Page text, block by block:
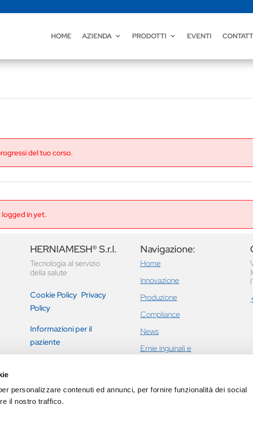
personalizzare contenuti ed annunci, per fornire funzionalità dei social
il nostro traffico.
HOME AZIENDA PRODOTTI EVENTI
del tuo corso.
logged in yet.
HERNIAMESH® S.r.l.
Tecnologia al servizio
della salute
Cookie Policy Privacy
Policy
Informazioni per il
paziente
clinica
Navigazione:
Home
Innovazione
Produzione
Compliance
News
Ernie inguinali e
addominali
pavimento pelvico